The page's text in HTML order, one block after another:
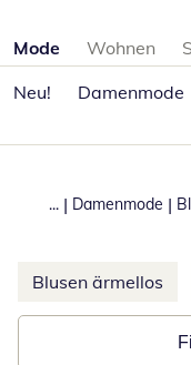
Produktkategorien
Mode Wohnen
Neu!
Damenmode
... | Damenmode |
Weitere Kategorien
Blusen ärmellos